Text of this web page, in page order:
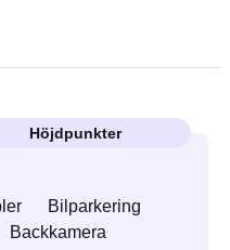
Höjdpunkter
Bilparkering
Backkamera